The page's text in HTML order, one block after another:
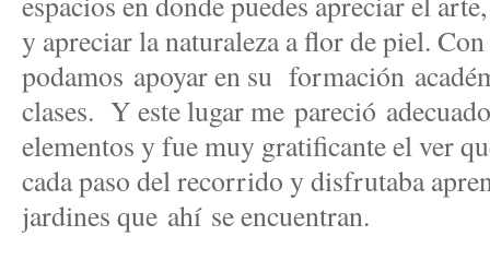
y apreciar la naturaleza a flor de piel.
podamos apoyar en su formación
clases. Y este lugar me pareció
elementos y fue muy gratificante el ver
cada paso del recorrido y disfrutaba
jardines que ahí se encuentran.